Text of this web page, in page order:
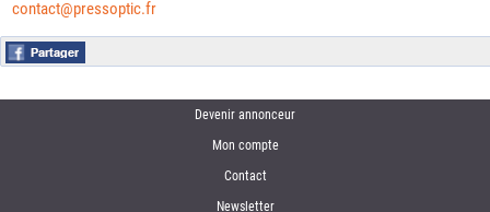
contact@pressoptic.fr
Devenir annonceur
Mon compte
Contact
Newsletter